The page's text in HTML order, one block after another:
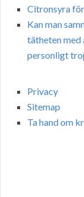
Citronsyra
Kan man
tätheten med
personligt
Privacy
Sitemap
Ta hand om